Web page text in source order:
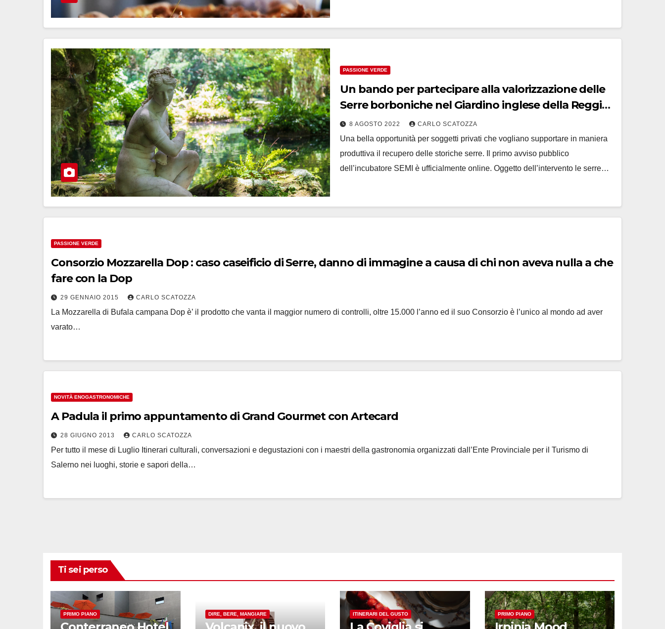
PASSIONE VERDE
Un bando per partecipare alla valorizzazione delle
Serre borboniche nel Giardino inglese della Reggia
di Caserta
8 AGOSTO 2022 CARLO SCATOZZA
Una bella opportunità per soggetti privati che vogliano supportare in maniera
produttiva il recupero delle storiche serre. Il primo avviso pubblico
dell’incubatore SEMI è ufficialmente online. Oggetto dell’intervento le serre…
PASSIONE VERDE
Consorzio Mozzarella Dop : caso caseificio di Serre, danno di immagine a causa di chi non aveva nulla a che
fare con la Dop
29 GENNAIO 2015 CARLO SCATOZZA
La Mozzarella di Bufala campana Dop è’ il prodotto che vanta il maggior numero di controlli, oltre 15.000 l’anno ed il suo Consorzio è l’unico al mondo ad aver
varato…
NOVITÀ ENOGASTRONOMICHE
A Padula il primo appuntamento di Grand Gourmet con Artecard
28 GIUGNO 2013 CARLO SCATOZZA
Per tutto il mese di Luglio Itinerari culturali, conversazioni e degustazioni con i maestri della gastronomia organizzati dall’Ente Provinciale per il Turismo di
Salerno nei luoghi, storie e sapori della…
Ti sei perso
PRIMO PIANO DIRE, BERE, MANGIARE ITINERARI DEL GUSTO PRIMO PIANO